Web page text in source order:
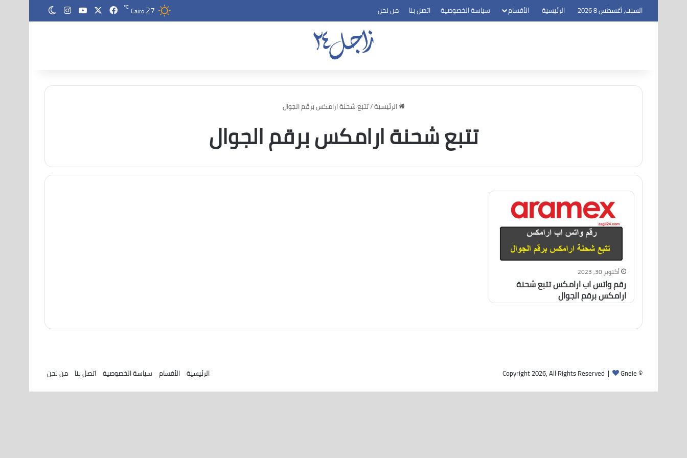
السبت, أغسطس 8 2026 الرئيسية الأقسام سياسة الخصوصية اتصل بنا من نحن Cairo27
℃ فيسبوك ‫YouTubeانستقرام
الرئيسية/تتبع شحنة ارامكس برقم الجوال
تتبع شحنة ارامكس برقم الجوال
أكتوبر 30, 2023
رقم واتس اب ارامكس تتبع شحنة
ارامكس برقم الجوال
© Copyright 2026, All Rights Reserved |
Gneie الرئيسية الأقسام سياسة الخصوصية اتصل بنا من نحن